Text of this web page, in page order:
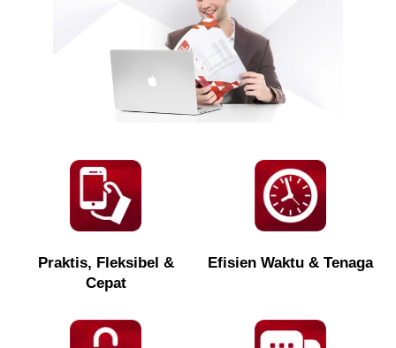
Praktis, Fleksibel &
Cepat
Efisien Waktu & Tenaga